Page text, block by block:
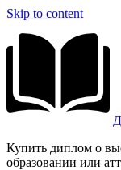
Skip to content
Купить диплом о
образовании или